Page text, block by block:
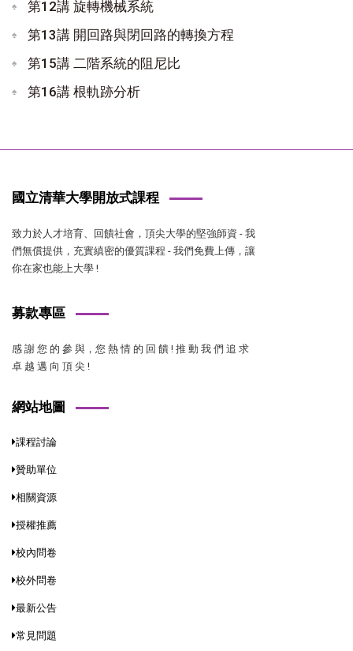
第12講 旋轉機械系統
第13講 開回路與閉回路的轉換方程
第15講 二階系統的阻尼比
第16講 根軌跡分析
國立清華大學開放式課程
致力於人才培育、回饋社會，頂尖大學的堅強師資 - 我
們無償提供，充實縝密的優質課程 - 我們免費上傳，讓
你在家也能上大學 !
募款專區
感 謝 您 的 參 與，您 熱 情 的 回 饋 ! 推 動 我 們 追 求
卓 越 邁 向 頂 尖 !
網站地圖
課程討論
贊助單位
相關資源
授權推薦
校內問卷
校外問卷
最新公告
常見問題